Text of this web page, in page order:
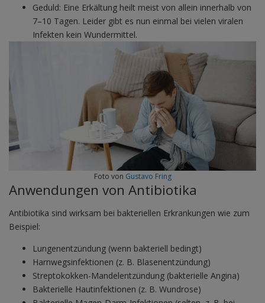
Geduld: Eine Erkältung heilt meist von allein innerhalb von
7–10 Tagen. Leider gibt es nun einmal bei vielen viralen
Infekten kein Wundermittel.
Foto von Gustavo Fring
Anwendungen von Antibiotika
Antibiotika sind wirksam bei bakteriellen Erkrankungen wie zum
Beispiel:
Lungenentzündung (wenn bakteriell bedingt)
Harnwegsinfektionen (z. B. Blasenentzündung)
Streptokokken-Mandelentzündung (bakterielle Angina)
Bakterielle Hautinfektionen (z. B. Wundrose)